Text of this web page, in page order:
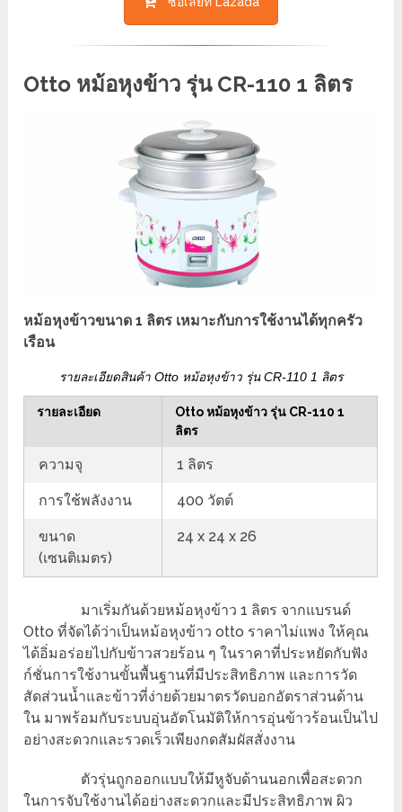
Otto หม้อหุงข้าว รุ่น CR-110 1 ลิตร
หม้อหุงข้าวขนาด 1 ลิตร เหมาะกับการใช้งานได้ทุกครัว
เรือน
รายละเอียดสินค้า Otto หม้อหุงข้าว รุ่น CR-110 1 ลิตร
รายละเอียด
Otto หม้อหุงข้าว รุ่น CR-110 1
ลิตร
ความจุ 1 ลิตร
การใช้พลังงาน 400 วัตต์
ขนาด
(เซนติเมตร)
24 x 24 x 26
มาเริ่มกันด้วยหม้อหุงข้าว 1 ลิตร จากแบรนด์
Otto ที่จัดได้ว่าเป็นหม้อหุงข้าว otto ราคาไม่แพง ให้คุณ
ได้อิ่มอร่อยไปกับข้าวสวยร้อน ๆ ในราคาที่ประหยัดกับฟัง
ก์ชั่นการใช้งานขั้นพื้นฐานที่มีประสิทธิภาพ และการวัด
สัดส่วนน้ำและข้าวที่ง่ายด้วยมาตรวัดบอกอัตราส่วนด้าน
ใน มาพร้อมกับระบบอุ่นอัตโนมัติให้การอุ่นข้าวร้อนเป็นไป
อย่างสะดวกและรวดเร็วเพียงกดสัมผัสสั่งงาน
ตัวรุ่นถูกออกแบบให้มีหูจับด้านนอกเพื่อสะดวก
ในการจับใช้งานได้อย่างสะดวกและมีประสิทธิภาพ ผิว